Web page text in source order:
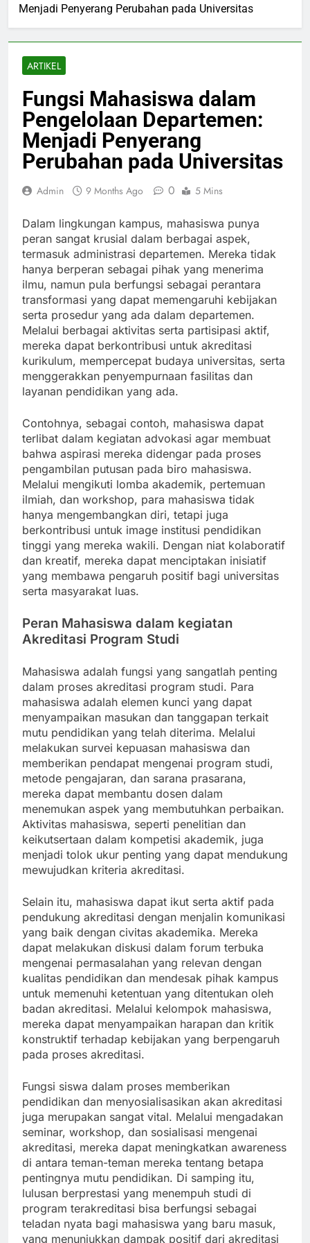
Menjadi Penyerang Perubahan pada Universitas
ARTIKEL
Fungsi Mahasiswa dalam
Pengelolaan Departemen:
Menjadi Penyerang
Perubahan pada Universitas
Admin 9 Months Ago 0 5 Mins
Dalam lingkungan kampus, mahasiswa punya
peran sangat krusial dalam berbagai aspek,
termasuk administrasi departemen. Mereka tidak
hanya berperan sebagai pihak yang menerima
ilmu, namun pula berfungsi sebagai perantara
transformasi yang dapat memengaruhi kebijakan
serta prosedur yang ada dalam departemen.
Melalui berbagai aktivitas serta partisipasi aktif,
mereka dapat berkontribusi untuk akreditasi
kurikulum, mempercepat budaya universitas, serta
menggerakkan penyempurnaan fasilitas dan
layanan pendidikan yang ada.
Contohnya, sebagai contoh, mahasiswa dapat
terlibat dalam kegiatan advokasi agar membuat
bahwa aspirasi mereka didengar pada proses
pengambilan putusan pada biro mahasiswa.
Melalui mengikuti lomba akademik, pertemuan
ilmiah, dan workshop, para mahasiswa tidak
hanya mengembangkan diri, tetapi juga
berkontribusi untuk image institusi pendidikan
tinggi yang mereka wakili. Dengan niat kolaboratif
dan kreatif, mereka dapat menciptakan inisiatif
yang membawa pengaruh positif bagi universitas
serta masyarakat luas.
Peran Mahasiswa dalam kegiatan
Akreditasi Program Studi
Mahasiswa adalah fungsi yang sangatlah penting
dalam proses akreditasi program studi. Para
mahasiswa adalah elemen kunci yang dapat
menyampaikan masukan dan tanggapan terkait
mutu pendidikan yang telah diterima. Melalui
melakukan survei kepuasan mahasiswa dan
memberikan pendapat mengenai program studi,
metode pengajaran, dan sarana prasarana,
mereka dapat membantu dosen dalam
menemukan aspek yang membutuhkan perbaikan.
Aktivitas mahasiswa, seperti penelitian dan
keikutsertaan dalam kompetisi akademik, juga
menjadi tolok ukur penting yang dapat mendukung
mewujudkan kriteria akreditasi.
Selain itu, mahasiswa dapat ikut serta aktif pada
pendukung akreditasi dengan menjalin komunikasi
yang baik dengan civitas akademika. Mereka
dapat melakukan diskusi dalam forum terbuka
mengenai permasalahan yang relevan dengan
kualitas pendidikan dan mendesak pihak kampus
untuk memenuhi ketentuan yang ditentukan oleh
badan akreditasi. Melalui kelompok mahasiswa,
mereka dapat menyampaikan harapan dan kritik
konstruktif terhadap kebijakan yang berpengaruh
pada proses akreditasi.
Fungsi siswa dalam proses memberikan
pendidikan dan menyosialisasikan akan akreditasi
juga merupakan sangat vital. Melalui mengadakan
seminar, workshop, dan sosialisasi mengenai
akreditasi, mereka dapat meningkatkan awareness
di antara teman-teman mereka tentang betapa
pentingnya mutu pendidikan. Di samping itu,
lulusan berprestasi yang menempuh studi di
program terakreditasi bisa berfungsi sebagai
teladan nyata bagi mahasiswa yang baru masuk,
yang menunjukkan dampak positif dari akreditasi